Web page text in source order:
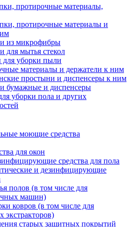
протирочные материалы,
протирочные материалы и
из микрофибры
для мытья стекол
для уборки пыли
материалы и держатели к ним
простыни и диспенсеры к ним
бумажные и диспенсеры
уборки пола и других
моющие средства
для окон
средства для пола
и дезинфицирующие
полов (в том числе для
машин)
ковров (в том числе для
экстракторов)
старых защитных покрытий